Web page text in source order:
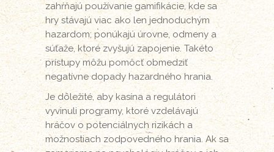
zahŕňajú používanie gamifikácie, kde sa
hry stávajú viac ako len jednoduchým
hazardom; ponúkajú úrovne, odmeny a
súťaže, ktoré zvyšujú zapojenie. Takéto
prístupy môžu pomôcť obmedziť
negatívne dopady hazardného hrania.
Je dôležité, aby kasína a regulátori
vyvinuli programy, ktoré vzdelávajú
hráčov o potenciálnych rizikách a
možnostiach zodpovedného hrania. Ak sa